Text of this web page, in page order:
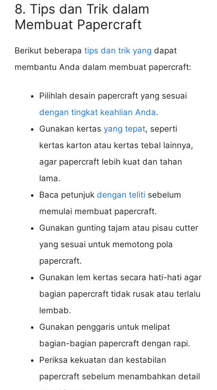
8. Tips dan Trik dalam
Membuat Papercraft
Berikut beberapa tips dan trik yang dapat
membantu Anda dalam membuat papercraft:
Pilihlah desain papercraft yang sesuai
dengan tingkat keahlian Anda.
Gunakan kertas yang tepat, seperti
kertas karton atau kertas tebal lainnya,
agar papercraft lebih kuat dan tahan
lama.
Baca petunjuk dengan teliti sebelum
memulai membuat papercraft.
Gunakan gunting tajam atau pisau cutter
yang sesuai untuk memotong pola
papercraft.
Gunakan lem kertas secara hati-hati agar
bagian papercraft tidak rusak atau terlalu
lembab.
Gunakan penggaris untuk melipat
bagian-bagian papercraft dengan rapi.
Periksa kekuatan dan kestabilan
papercraft sebelum menambahkan detail